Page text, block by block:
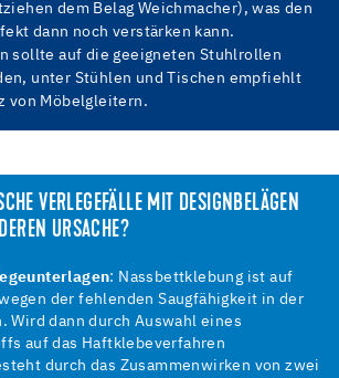
dem Belag Weichmacher), was den
dann noch verstärken kann.
sollte auf die geeigneten Stuhlrollen
unter Stühlen und Tischen empfiehlt
von Möbelgleitern.
VERLEGEFÄLLE MIT DESIGNBELÄGEN
URSACHE?
: Nassbettklebung ist auf
der fehlenden Saugfähigkeit in der
Wird dann durch Auswahl eines
auf das Haftklebeverfahren
durch das Zusammenwirken von zwei